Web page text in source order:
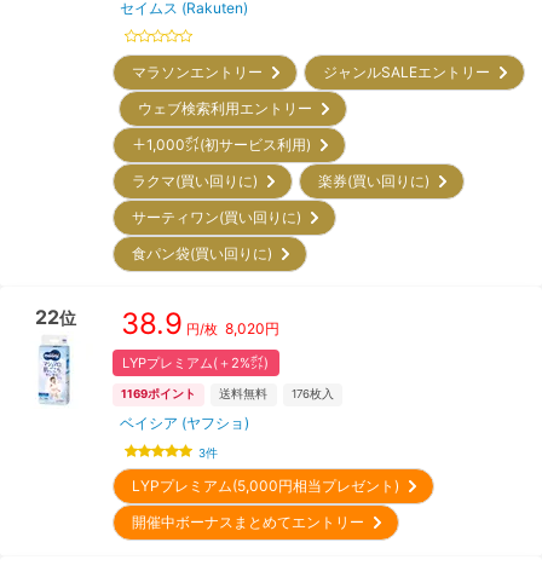
セイムス (Rakuten)
マラソンエントリー
ジャンルSALEエントリー
ウェブ検索利用エントリー
＋1,000㌽(初サービス利用)
ラクマ(買い回りに)
楽券(買い回りに)
サーティワン(買い回りに)
食パン袋(買い回りに)
22位 38.9 円/枚 8,020円
LYPプレミアム(＋2%㌽)
1169ポイント 送料無料 176枚入
ベイシア (ヤフショ)
3件
LYPプレミアム(5,000円相当プレゼント)
開催中ボーナスまとめてエントリー